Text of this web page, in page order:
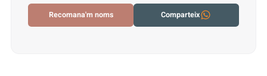
Recomana'm noms Comparteix